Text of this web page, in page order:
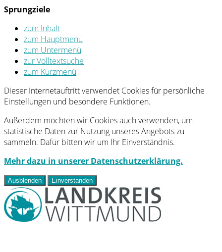
Sprungziele
zum Inhalt
zum Hauptmenü
zum Untermenü
zur Volltextsuche
zum Kurzmenü
Dieser Internetauftritt verwendet Cookies für persönliche
Einstellungen und besondere Funktionen.
Außerdem möchten wir Cookies auch verwenden, um
statistische Daten zur Nutzung unseres Angebots zu
sammeln. Dafür bitten wir um Ihr Einverständnis.
Mehr dazu in unserer Datenschutzerklärung.
Ausblenden Einverstanden